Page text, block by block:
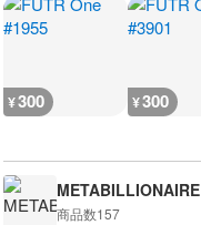
¥300 ¥300
METABILLIONAIRE
商品数157